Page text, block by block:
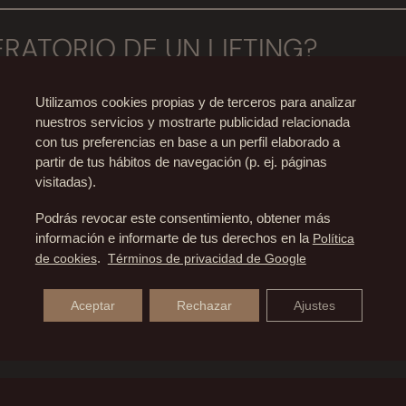
a durar hasta 15 años.DE UN LIFTING?
lifting no son dolorosas, refiriéndo a los pacientes
NECESITA UN LIFTING
porque en dos semanas la paciente
con técnicas mal realizadas como podría ser el
en el lóbulo de la oreja, donde el
FACETITE Y NECKTITE?
está en el lugar de aplicación, mientras el
Utilizamos cookies propias y de terceros para analizar
nuestros servicios y mostrarte publicidad relacionada
con tus preferencias en base a un perfil elaborado a
partir de tus hábitos de navegación (p. ej. páginas
visitadas).
Podrás revocar este consentimiento, obtener más
información e informarte de tus derechos en la Política
de cookies. Términos de privacidad de Google
Aceptar Rechazar Ajustes